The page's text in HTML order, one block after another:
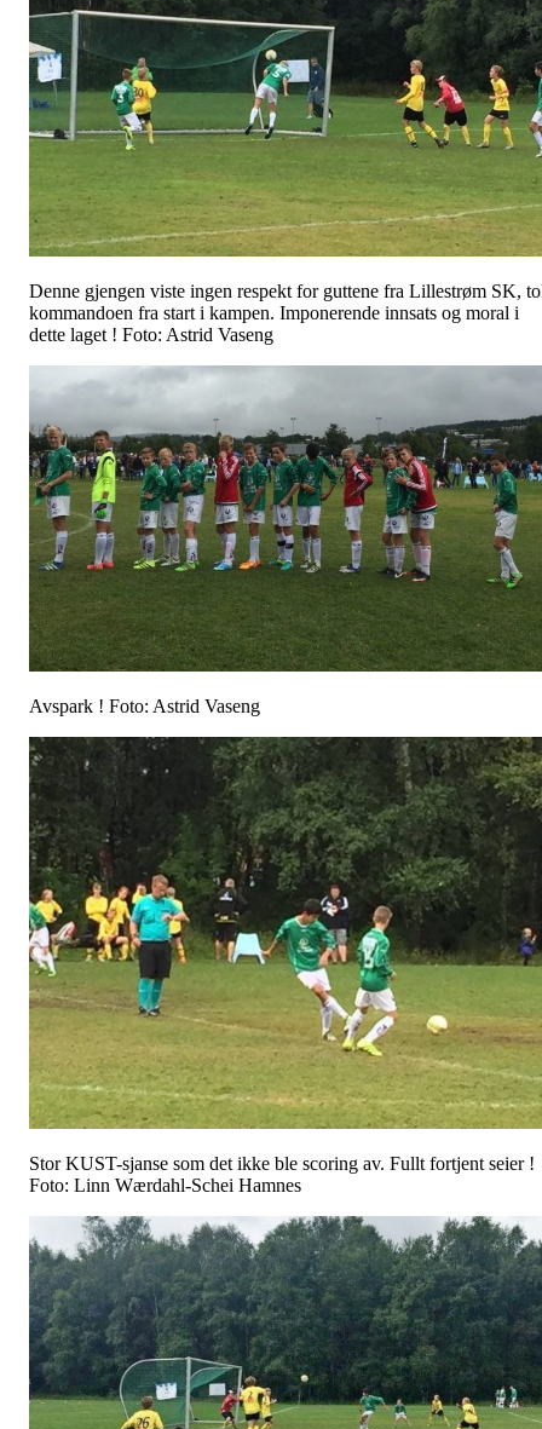
Denne gjengen viste ingen respekt for guttene fra Lillestrøm SK,
kommandoen fra start i kampen. Imponerende innsats og moral i
dette laget ! Foto: Astrid Vaseng
Avspark ! Foto: Astrid Vaseng
Stor KUST-sjanse som det ikke ble scoring av. Fullt fortjent seier !
Foto: Linn Wærdahl-Schei Hamnes